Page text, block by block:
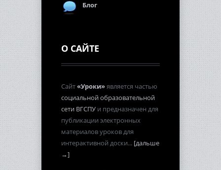
Блог
О САЙТЕ
Сайт«Уроки»является частью
социальной образовательной
сети ВГСПУ и предназначен для
публикации электронных
материалов уроков для
интерактивной доски... [дальше
→]